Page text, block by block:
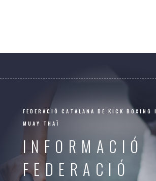
FEDERACIÓ CATALANA DE KICK BOXING I
MUAY THAÏ
INFORMACIÓ
FEDERACIÓ